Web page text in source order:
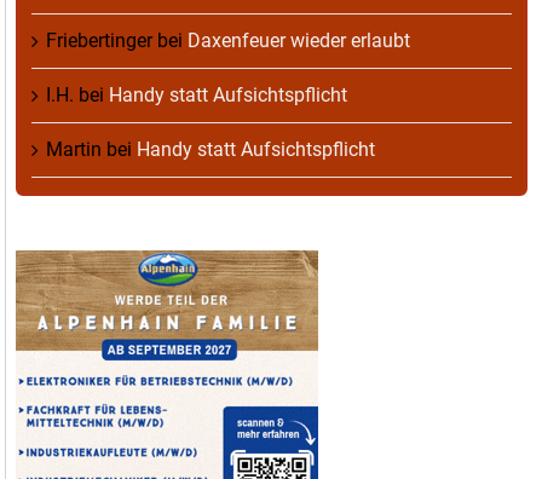
Friebertingerbei Daxenfeuer wieder erlaubt
I.H. bei Handy statt Aufsichtspflicht
Martin bei Handy statt Aufsichtspflicht